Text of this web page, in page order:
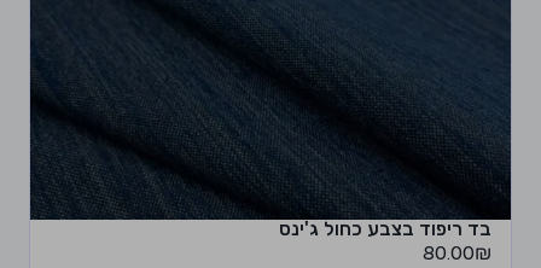
בד ריפוד בצבע כחול ג'ינס
80.00₪